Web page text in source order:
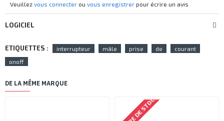
Veuillez vous connecter ou vous enregistrer pour écrire un avis
LOGICIEL
ETIQUETTES : interrupteur mâle prise de
courant
onoff
DE LA MÊME MARQUE